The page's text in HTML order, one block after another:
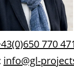
770
info@gl-